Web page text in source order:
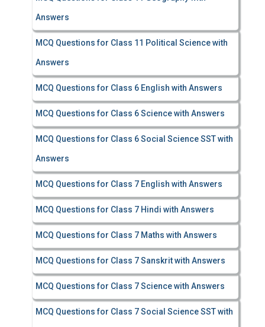
Answers
MCQ Questions for Class 11 Political Science with
Answers
MCQ Questions for Class 6 English with Answers
MCQ Questions for Class 6 Science with Answers
MCQ Questions for Class 6 Social Science SST with
Answers
MCQ Questions for Class 7 English with Answers
MCQ Questions for Class 7 Hindi with Answers
MCQ Questions for Class 7 Maths with Answers
MCQ Questions for Class 7 Sanskrit with Answers
MCQ Questions for Class 7 Science with Answers
MCQ Questions for Class 7 Social Science SST with